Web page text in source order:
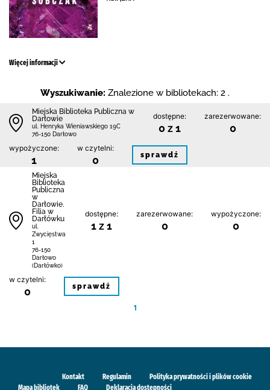
Więcej informacji
Wyszukiwanie: Znalezione w bibliotekach: 2 .
Miejska Biblioteka Publiczna w
Darłowie
ul. Henryka Wieniawskiego 19C
76-150 Darłowo
dostępne:
0 z 1
zarezerwowane:
0
wypożyczone:
1
w czytelni:
0 sprawdź
Miejska
Biblioteka
Publiczna
w
Darłowie.
Filia w
Darłówku
ul.
Zwycięstwa
1
76-150
Darłowo
(Darłówko)
dostępne:
1 z 1
zarezerwowane:
0
wypożyczone:
0
w czytelni:
0 sprawdź
1
Kontakt Regulamin
Polityka prywatności i plików cookie
Mapa bibliotek
FAQ Deklaracja dostępności